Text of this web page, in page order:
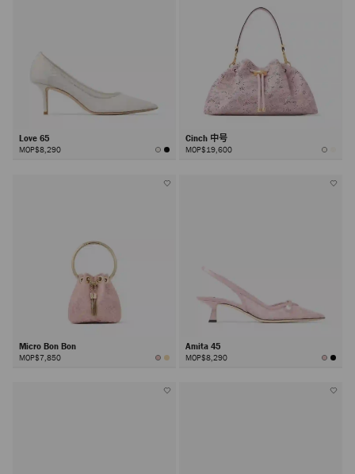
Love 65
MOP$8,290
Cinch 中号
MOP$19,600
Micro Bon Bon
MOP$7,850
Amita 45
MOP$8,290